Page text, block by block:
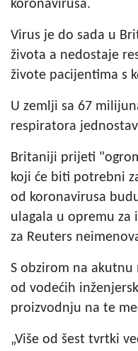
koronavirusa.
Virus je do sada u
života a nedostaje
živote pacijentima s
U zemlji sa 67
respiratora
Britaniji prijeti
koji će biti potrebni
od koronavirusa
ulagala u opremu za
za Reuters
S obzirom na akutnu
od vodećih
proizvodnju na te
„Više od šest tvrtki